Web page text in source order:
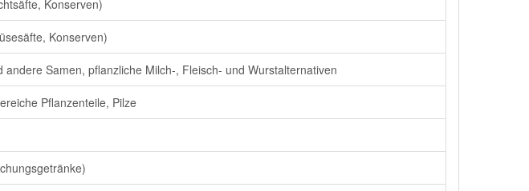
Konserven)
Konserven)
Samen, pflanzliche Milch-, Fleisch- und Wurstalternativen
Pflanzenteile, Pilze